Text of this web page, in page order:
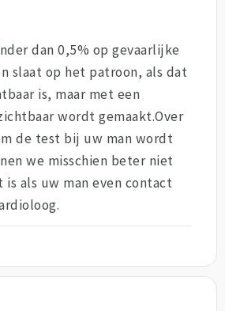
dan 0,5% op gevaarlijke
slaat op het patroon, als dat
is, maar met een
wordt gemaakt.Over
de test bij uw man wordt
we misschien beter niet
is als uw man even contact